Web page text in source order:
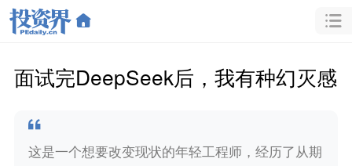
面试完DeepSeek后，我有种幻灭感
这是一个想要改变现状的年轻工程师，经历了从期